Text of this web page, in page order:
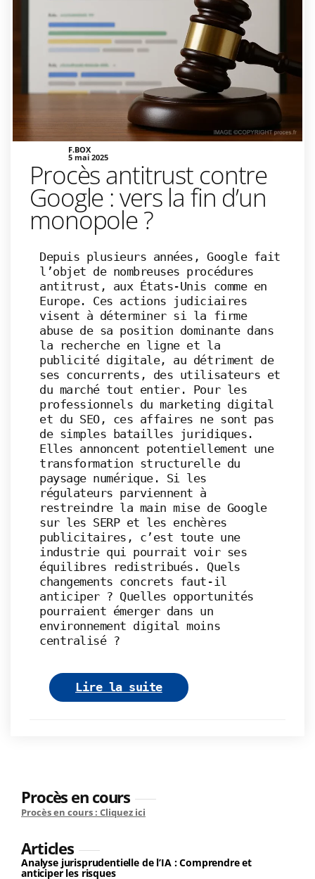
F.BOX
5 mai 2025
Procès antitrust contre
Google : vers la fin d’un
monopole ?
Depuis plusieurs années, Google fait
l’objet de nombreuses procédures
antitrust, aux États-Unis comme en
Europe. Ces actions judiciaires
visent à déterminer si la firme
abuse de sa position dominante dans
la recherche en ligne et la
publicité digitale, au détriment de
ses concurrents, des utilisateurs et
du marché tout entier. Pour les
professionnels du marketing digital
et du SEO, ces affaires ne sont pas
de simples batailles juridiques.
Elles annoncent potentiellement une
transformation structurelle du
paysage numérique. Si les
régulateurs parviennent à
restreindre la main mise de Google
sur les SERP et les enchères
publicitaires, c’est toute une
industrie qui pourrait voir ses
équilibres redistribués. Quels
changements concrets faut-il
anticiper ? Quelles opportunités
pourraient émerger dans un
environnement digital moins
centralisé ?
Lire la suite
Procès en cours
Procès en cours : Cliquez ici
Articles
Analyse jurisprudentielle de l’IA : Comprendre et
anticiper les risques